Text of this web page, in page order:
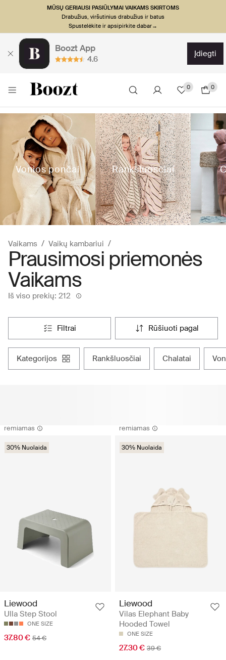
MŪSŲ GERIAUSI PASIŪLYMAI VAIKAMS SKIRTOMS
Drabužius, viršutinius drabužius ir batus
Spustelėkite ir apsipirkite dabar→
Boozt App
4.6
įdiegti
0 0
Vonios pončai Rankšluosčiai
Vaikams Vaikų kambariui
Prausimosi priemonės
Vaikams
Iš viso prekių: 212
filtrai rūšiuoti pagal
kategorijos rankšluosčiai chalatai
remiamas
30% Nuolaida
Liewood
Ulla Step Stool
ONE SIZE
37.80 € 54 €
remiamas
30% Nuolaida
Liewood
Vilas Elephant Baby
Hooded Towel
ONE SIZE
27.30 € 39 €